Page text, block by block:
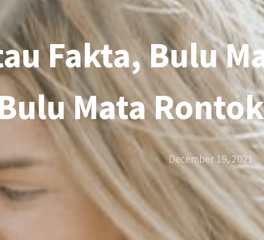
Fakta, Bulu
Mata
December 19, 2021